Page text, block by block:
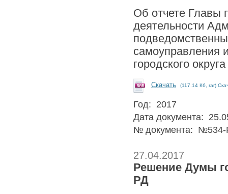
Об отчете Главы
деятельности
самоуправления
городского
Скачать (117.14 Кб, rar)
Год: 2017
Дата документа:
№ документа:
27.04.2017
Решение Думы
РД